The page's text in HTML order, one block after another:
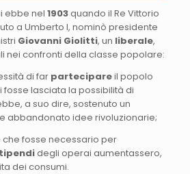
ebbe nel 1903quando il Re Vittorio
a Umberto I, nominò presidente
Giovanni Giolitti, un liberale,
nei confronti della classe popolare:
di far partecipareil popolo
fosse lasciata la possibilità di
a suo dire, sostenuto un
abbandonato idee rivoluzionarie;
fosse necessario per
degli operai aumentassero,
dei consumi.